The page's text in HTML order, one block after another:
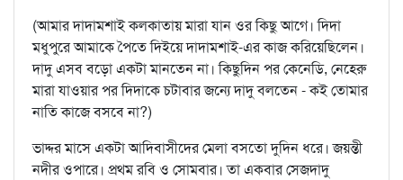
(আমার দাদামশাই কলকাতায় মারা যান ওর কিছু আগে। দিদা
মধুপুরে আমাকে পৈতে দিইয়ে দাদামশাই-এর কাজ করিয়েছিলেন।
দাদু এসব বড়ো একটা মানতেন না। কিছুদিন পর কেনেডি, নেহেরু
মারা যাওয়ার পর দিদাকে চটাবার জন্যে দাদু বলতেন - কই তোমার
নাতি কাজে বসবে না?)
ভাদ্দর মাসে একটা আদিবাসীদের মেলা বসতো দুদিন ধরে। জয়ন্তী
নদীর ওপারে। প্রথম রবি ও সোমবার। তা একবার সেজদাদু